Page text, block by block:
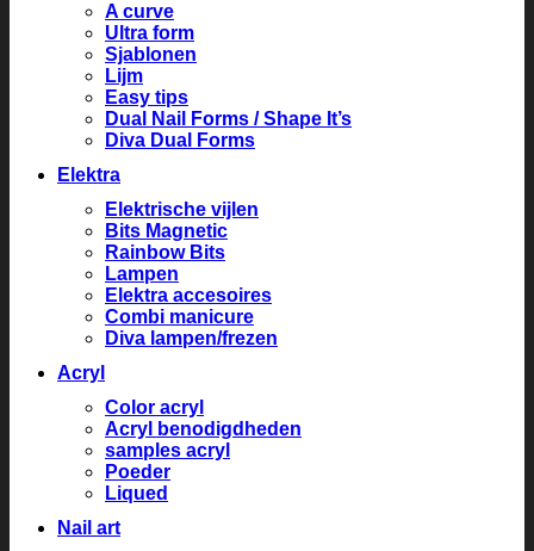
A curve
Ultra form
Sjablonen
Lijm
Easy tips
Dual Nail Forms / Shape It’s
Diva Dual Forms
Elektra
Elektrische vijlen
Bits Magnetic
Rainbow Bits
Lampen
Elektra accesoires
Combi manicure
Diva lampen/frezen
Acryl
Color acryl
Acryl benodigdheden
samples acryl
Poeder
Liqued
Nail art